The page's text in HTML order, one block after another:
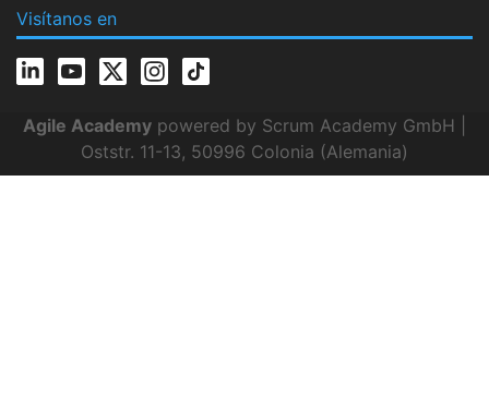
Visítanos en
Agile Academy powered by Scrum Academy GmbH |
Oststr. 11-13, 50996 Colonia (Alemania)